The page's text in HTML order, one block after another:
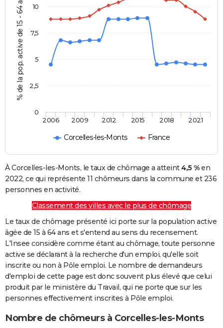
% de la pop. active de 15 - 64 ans
Corcelles-les-Monts France
2006 2009 2012 2015 2018 2021
0
2,5
5
7,5
10
À Corcelles-les-Monts, le taux de chômage a atteint4,5 %en
2022, ce qui représente 11 chômeurs dans la commune et 236
personnes en activité.
Classement des villes avec le plus de chômage
Le taux de chômage présenté ici porte sur la population active
âgée de 15 à 64 ans et s'entend au sens du recensement.
L'Insee considère comme étant au chômage, toute personne
active se déclarant à la recherche d'un emploi, qu'elle soit
inscrite ou non à Pôle emploi. Le nombre de demandeurs
d'emploi de cette page est donc souvent plus élevé que celui
produit par le ministère du Travail, qui ne porte que sur les
personnes effectivement inscrites à Pôle emploi.
Nombre de chômeurs à Corcelles-les-Monts